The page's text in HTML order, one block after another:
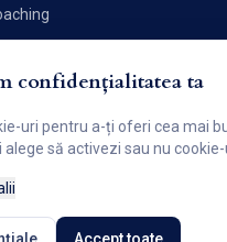
de cuplu
confidențialitatea ta
uri pentru a-ți oferi cea mai
alege să activezi sau nu